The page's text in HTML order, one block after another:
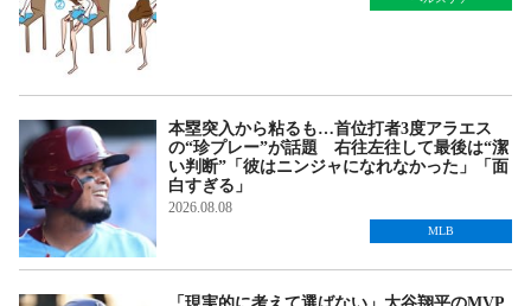
本塁突入から粘るも…首位打者3度アラエス
の“珍プレー”が話題 右往左往して最後は“潔
い判断”「彼はニンジャになれなかった」「面
白すぎる」
2026.08.08
MLB